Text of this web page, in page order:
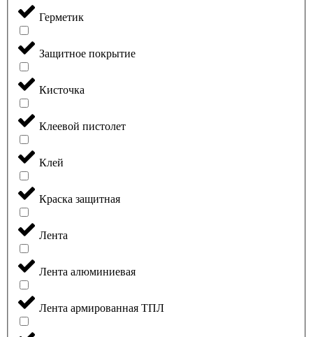
Герметик
Защитное покрытие
Кисточка
Клеевой пистолет
Клей
Краска защитная
Лента
Лента алюминиевая
Лента армированная ТПЛ